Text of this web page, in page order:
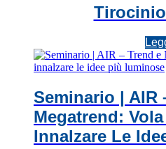
Seminario | AIR
Megatrend:
Innalzare Le